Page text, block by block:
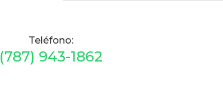
Teléfono:
(787) 943-1862